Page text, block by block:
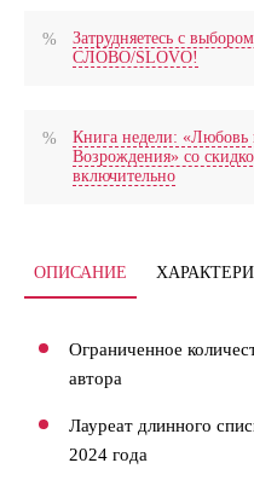
Затрудняетесь с
СЛОВО/SLOVO!
Книга недели: «Любовь
Возрождения» со
включительно
ОПИСАНИЕ
Ограниченное
автора
Лауреат длинного
2024 года